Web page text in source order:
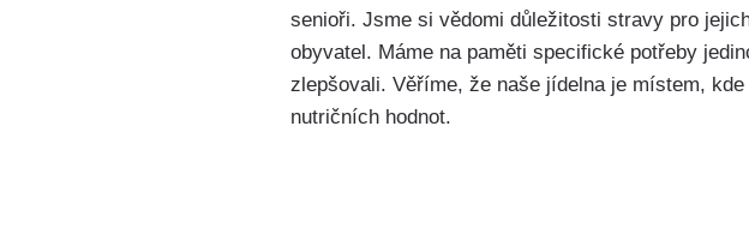
senioři. Jsme si vědomi důležitosti stravy pro
obyvatel. Máme na paměti specifické potřeby
zlepšovali. Věříme, že naše jídelna je místem,
nutričních hodnot.